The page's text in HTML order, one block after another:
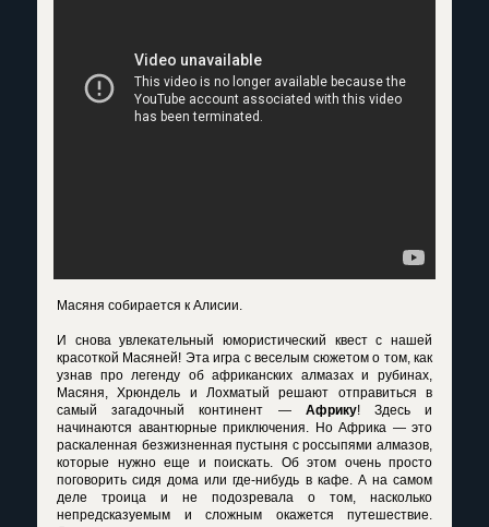
Масяня собирается к Алисии.
И снова увлекательный юмористический квест с нашей
красоткой Масяней! Эта игра с веселым сюжетом о том, как
узнав про легенду об африканских алмазах и рубинах,
Масяня, Хрюндель и Лохматый решают отправиться в
самый загадочный континент — Африку! Здесь и
начинаются авантюрные приключения. Но Африка — это
раскаленная безжизненная пустыня с россыпями алмазов,
которые нужно еще и поискать. Об этом очень просто
поговорить сидя дома или где-нибудь в кафе. А на самом
деле троица и не подозревала о том, насколько
непредсказуемым и сложным окажется путешествие.